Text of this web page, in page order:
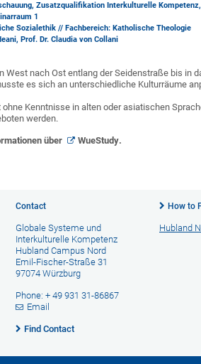
Zusatzqualifikation Interkulturelle Kompetenz,
1
Sozialethik // Fachbereich: Katholische Theologie
Prof. Dr. Claudia von Collani
West nach Ost entlang der Seidenstraße bis in
es sich an unterschiedliche Kulturräume
Kenntnisse in alten oder asiatischen
werden.
über WueStudy.
Contact
Globale Systeme und
Interkulturelle Kompetenz
Hubland Campus Nord
Emil-Fischer-Straße 31
97074 Würzburg
Phone: + 49 931 31-86867
Email
Find Contact
How to
Hubland